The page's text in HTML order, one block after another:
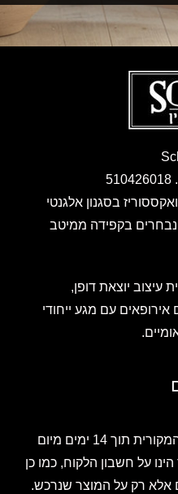
בסגנון אלגנטי
הנבחרים בקפידה ממיטב
עיצוב יוצאת דופן,
עם מגע ייחודי
ניתן להחזיר מוצרים באריזתם המקורית תוך 14 ימים מיום
על חשבון הלקוח, כמו כן
אלא רק על המוצר שנרכש.